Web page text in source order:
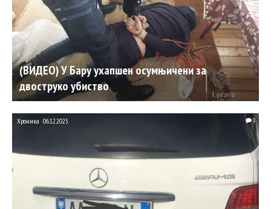
(ВИДЕО) У Бару ухапшен осумњичени за
двоструко убиство
Хроника 06.12.2025. 0